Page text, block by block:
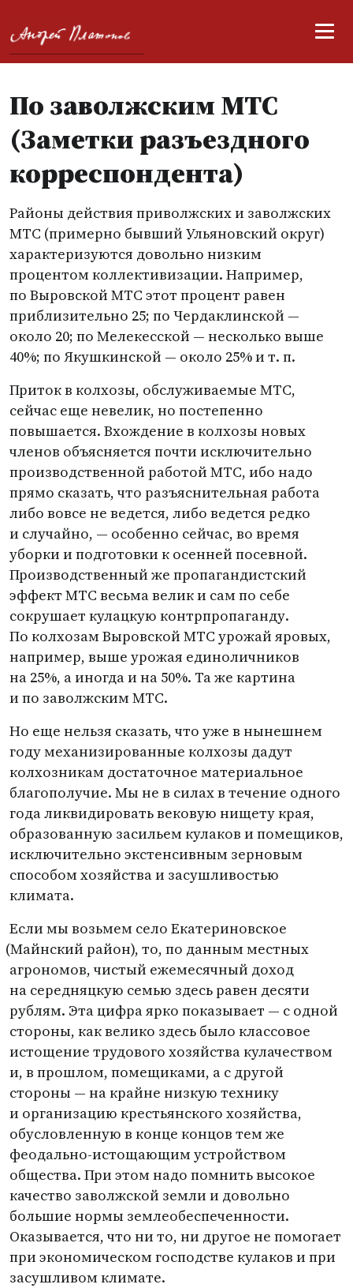
По заволжским МТС
(Заметки разъездного
корреспондента)
Районы действия приволжских и заволжских
МТС (примерно бывший Ульяновский округ)
характеризуются довольно низким
процентом коллективизации. Например,
по Выровской МТС этот процент равен
приблизительно 25; по Чердаклинской —
около 20; по Мелекесской — несколько выше
40%; по Якушкинской — около 25%и т. п.
Приток в колхозы, обслуживаемые МТС,
сейчас еще невелик, но постепенно
повышается. Вхождение в колхозы новых
членов объясняется почти исключительно
производственной работой МТС, ибо надо
прямо сказать, что разъяснительная работа
либо вовсе не ведется, либо ведется редко
и случайно, — особенно сейчас, во время
уборки и подготовки к осенней посевной.
Производственный же пропагандистский
эффект МТС весьма велик и сам по себе
сокрушает кулацкую контрпропаганду.
По колхозам Выровской МТС урожай яровых,
например, выше урожая единоличников
на 25%, а иногда и на 50%. Та же картина
и по заволжским МТС.
Но еще нельзя сказать, что уже в нынешнем
году механизированные колхозы дадут
колхозникам достаточное материальное
благополучие. Мы не в силах в течение одного
года ликвидировать вековую нищету края,
образованную засильем кулаков и помещиков,
исключительно экстенсивным зерновым
способом хозяйства и засушливостью
климата.
Если мы возьмем село Екатериновское
(Майнский район), то, по данным местных
агрономов, чистый ежемесячный доход
на середняцкую семью здесь равен десяти
рублям. Эта цифра ярко показывает — с одной
стороны, как велико здесь было классовое
истощение трудового хозяйства кулачеством
и, в прошлом, помещиками, а с другой
стороны — на крайне низкую технику
и организацию крестьянского хозяйства,
обусловленную в конце концов тем же
феодально-истощающим устройством
общества. При этом надо помнить высокое
качество заволжской земли и довольно
большие нормы землеобеспеченности.
Оказывается, что ни то, ни другое не помогает
при экономическом господстве кулаков и при
засушливом климате.